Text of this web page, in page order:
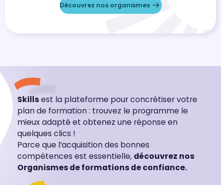
Découvrez nos organismes
Skillsest la plateforme pour concrétiser votre
plan de formation : trouvez le programme le
mieux adapté et obtenez une réponse en
quelques clics !
Parce que l’acquisition des bonnes
compétences est essentielle, découvrez nos
Organismes de formations de confiance.